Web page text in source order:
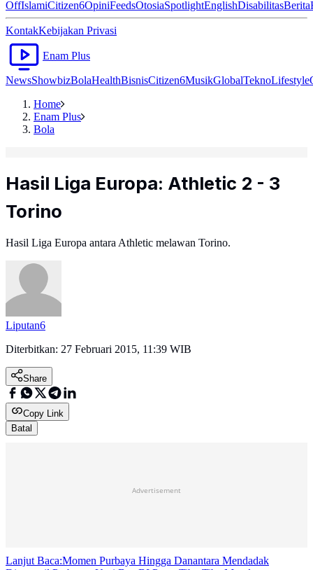
OffIslamiCitizen6OpiniFeedsOtosiaSpotlightEnglishDisabilitasBerita
KontakKebijakan Privasi
Enam Plus
NewsShowbizBolaHealthBisnisCitizen6MusikGlobalTeknoLifestyle
Home
Enam Plus
Bola
Hasil Liga Europa: Athletic 2 - 3
Torino
Hasil Liga Europa antara Athletic melawan Torino.
Liputan6
Diterbitkan: 27 Februari 2015, 11:39 WIB
Share
Copy Link
Batal
Advertisement
Lanjut Baca:Momen Purbaya Hingga Danantara Mendadak